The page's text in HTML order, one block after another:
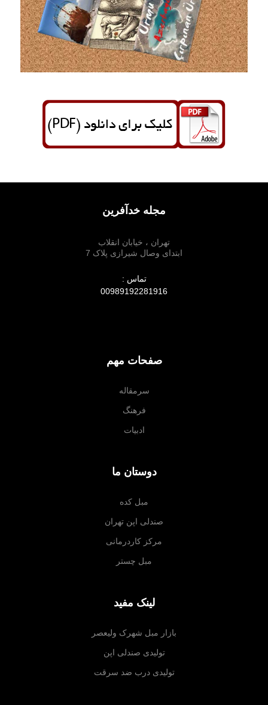
مجله خدآفرین
تهران ، خیابان انقلاب
ابتدای وصال شیرازی پلاک 7
تماس :
00989192281916
صفحات مهم
سرمقاله
فرهنگ
ادبیات
دوستان ما
مبل کده
صندلی اپن تهران
مرکز کاردرمانی
مبل چستر
لینک مفید
بازار مبل شهرک ولیعصر
تولیدی صندلی اپن
تولیدی درب ضد سرقت